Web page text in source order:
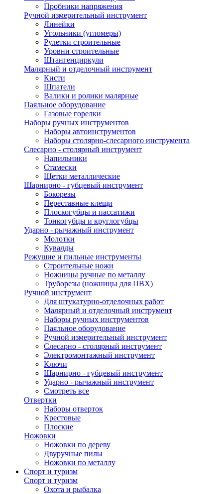
Пробники напряжения
Ручной измерительный инструмент
Линейки
Угольники (угломеры)
Рулетки строительные
Уровни строительные
Штангенциркули
Малярный и отделочный инструмент
Кисти
Шпатели
Валики и ролики малярные
Паяльное оборудование
Газовые горелки
Наборы ручных инструментов
Наборы автоинструментов
Наборы столярно-слесарного инструмента
Слесарно - столярный инструмент
Напильники
Стамески
Щетки металлические
Шарнирно - губцевый инструмент
Бокорезы
Переставные клещи
Плоскогубцы и пассатижи
Тонкогубцы и круглогубцы
Ударно - рычажный инструмент
Молотки
Кувалды
Режушие и пильные инструменты
Строительные ножи
Ножницы ручные по металлу
Труборезы (ножницы для ПВХ)
Ручной инструмент
Для штукатурно-отделочных работ
Малярный и отделочный инструмент
Наборы ручных инструментов
Паяльное оборудование
Ручной измерительный инструмент
Слесарно - столярный инструмент
Электромонтажный инструмент
Ключи
Шарнирно - губцевый инструмент
Ударно - рычажный инструмент
Смотреть все
Отвертки
Наборы отверток
Крестовые
Плоские
Ножовки
Ножовки по дереву
Двуручные пилы
Ножовки по металлу
Спорт и туризм
Спорт и туризм
Охота и рыбалка